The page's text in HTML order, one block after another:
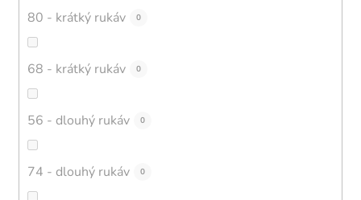
80 - krátký rukáv 0
68 - krátký rukáv 0
56 - dlouhý rukáv 0
74 - dlouhý rukáv 0